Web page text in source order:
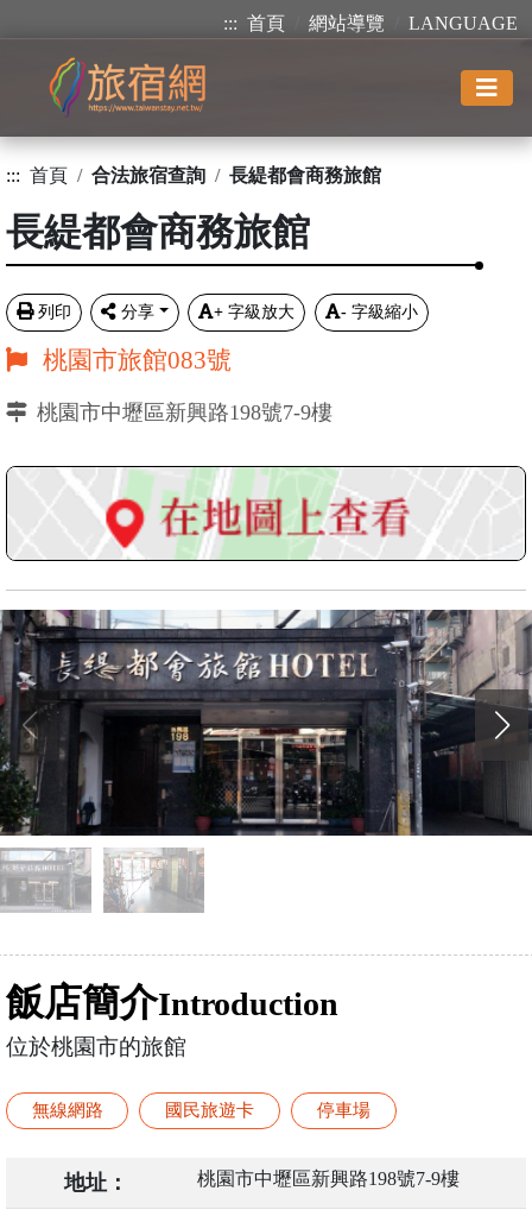
::: 首頁 網站導覽 LANGUAGE
::: 首頁 合法旅宿查詢 長緹都會商務旅館
長緹都會商務旅館
列印 分享 + 字級放大 - 字級縮小
桃園市旅館083號
桃園市中壢區新興路198號7-9樓
飯店簡介Introduction
位於桃園市的旅館
無線網路 國民旅遊卡 停車場
地址： 桃園市中壢區新興路198號7-9樓